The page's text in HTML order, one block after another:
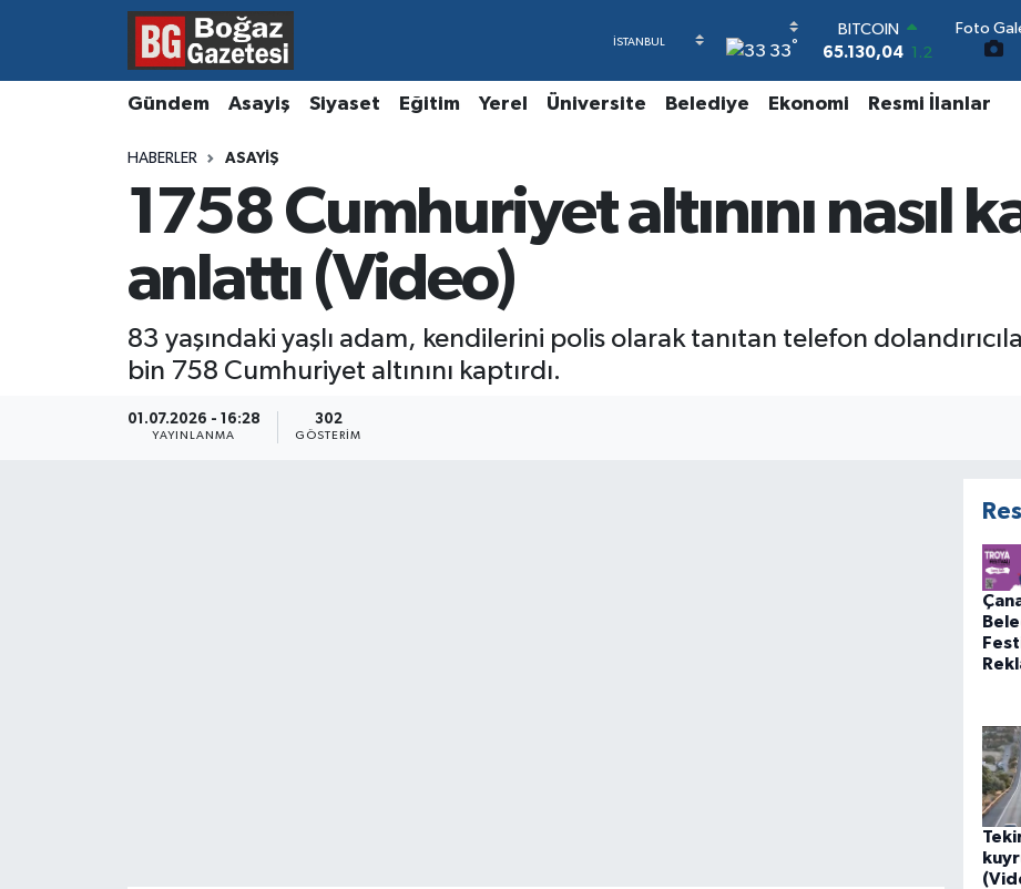
33°
65.130,04
DOLAR
47,7106 0.17
EURO
GRAM ALTIN
6618.49
2.12
Foto
Gündem Asayiş Siyaset Eğitim Yerel Üniversite Belediye Ekonomi Resmi İlanlar
HABERLER ASAYIŞ
1758 Cumhuriyet altınını nasıl
anlattı (Video)
83 yaşındaki yaşlı adam, kendilerini polis olarak tanıtan telefon
bin 758 Cumhuriyet altınını kaptırdı.
01.07.2026 - 16:28
YAYINLANMA
302
GÖSTERIM
Asayiş
Ekonomi
Magazin
Resmi İlanlar
Hava Durumu
Süper Lig Puan Durumu ve Fikstür
Haber Arşivi